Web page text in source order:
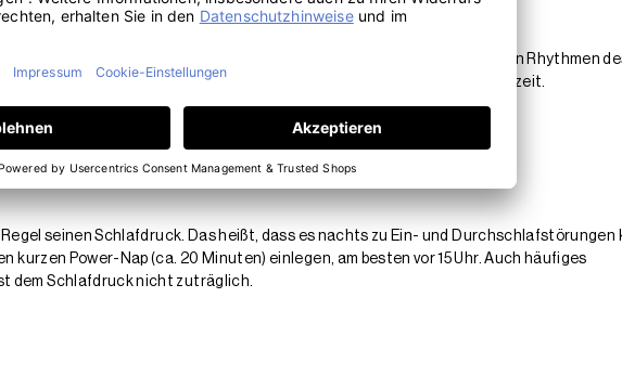
Zubettgeh-Zeiten. Dadurch können sich die verschiedenen biologischen Rhythmen
für die Essenszeiten. Besonders wichtig ist eine regelmäßige Aufstehzeit.
des Mittags
seinen Schlafdruck. Das heißt, dass es nachts zu Ein- und Durchschlafstörungen
kurzen Power-Nap (ca. 20 Minuten) einlegen, am besten vor 15 Uhr. Auch häufiges
dem Schlafdruck nicht zuträglich.